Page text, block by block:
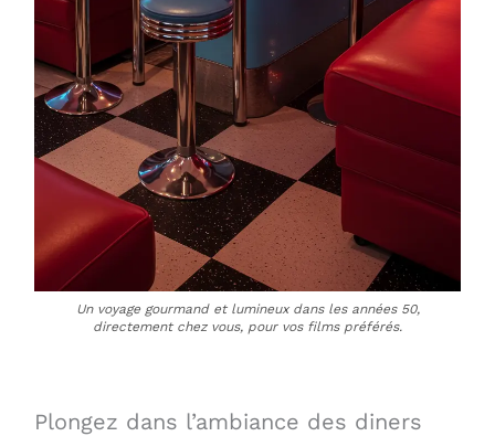
Un voyage gourmand et lumineux dans les années 50,
directement chez vous, pour vos films préférés.
Plongez dans l’ambiance des diners